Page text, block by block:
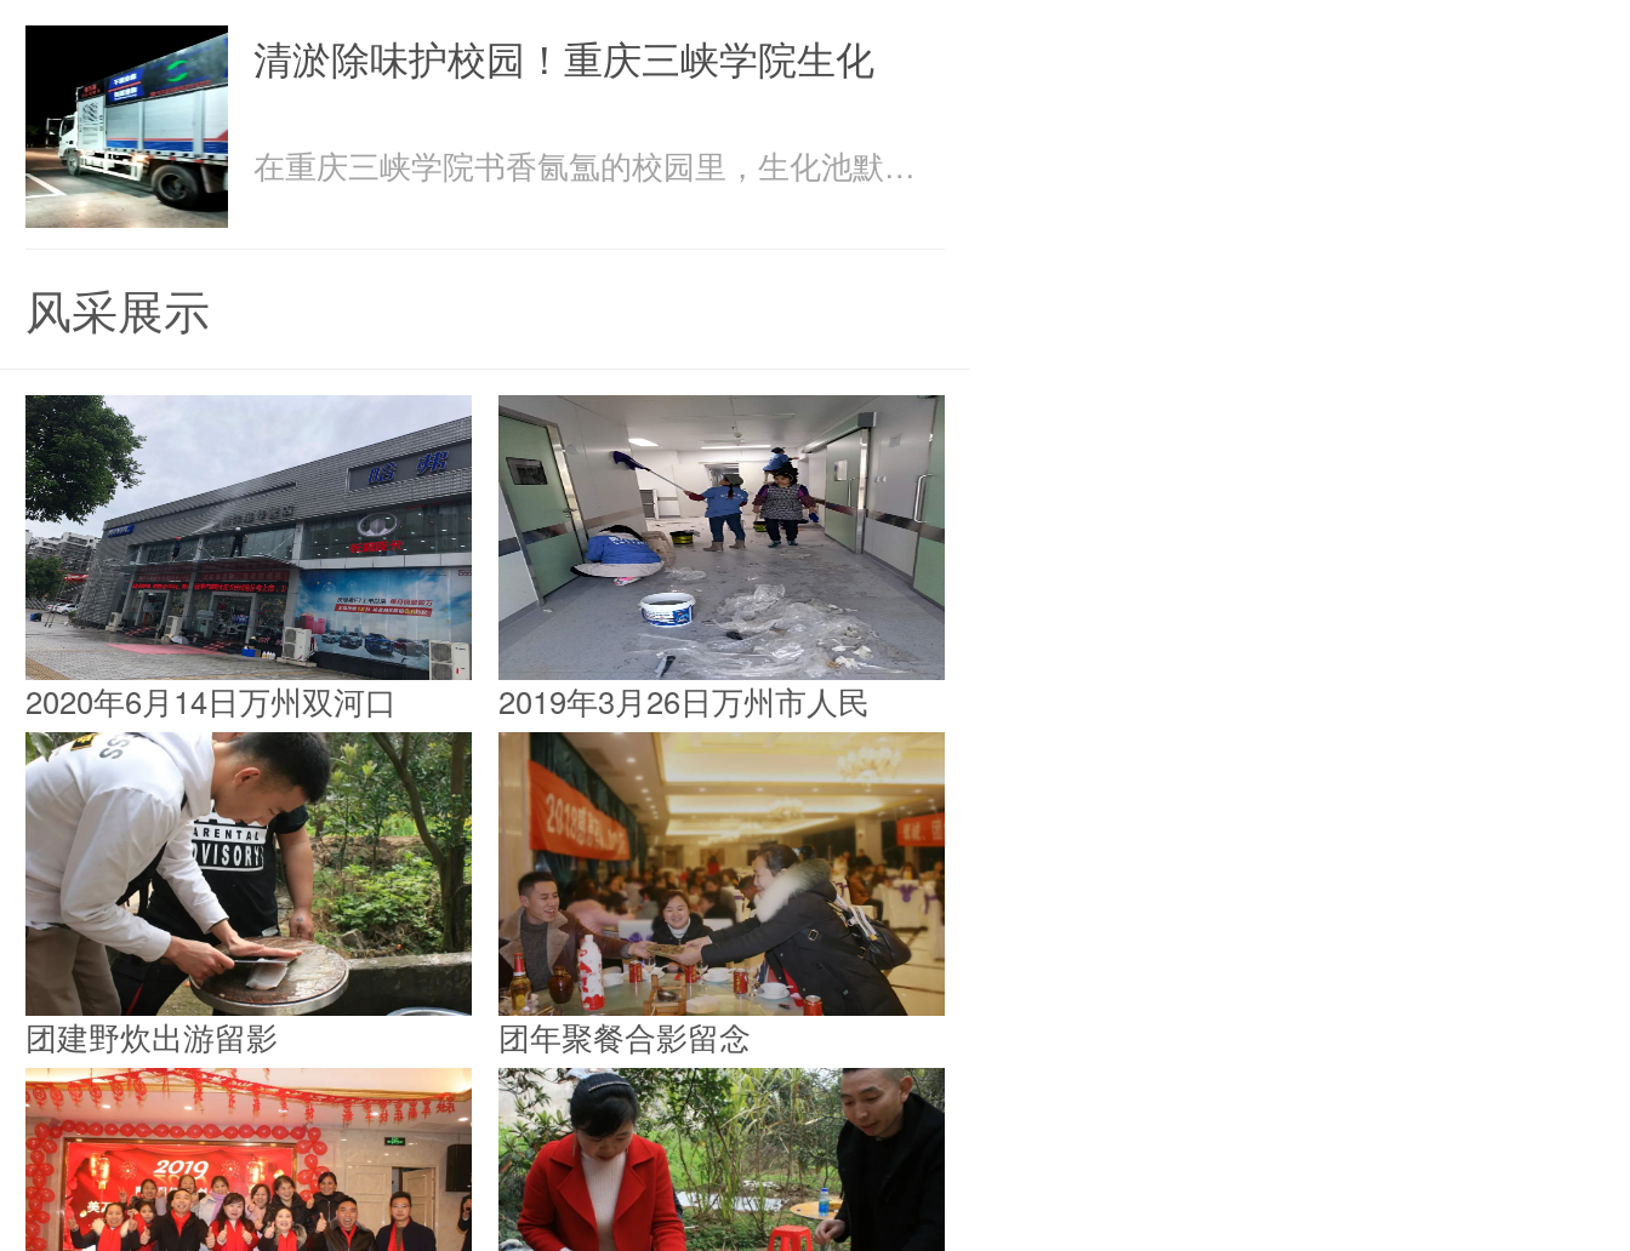
清淤除味护校园！重庆三峡学院生化
在重庆三峡学院书香氤氲的校园里，生化池默默承载着污水
风采展示
2020年6月14日万州双河口 2019年3月26日万州市人民
团建野炊出游留影 团年聚餐合影留念